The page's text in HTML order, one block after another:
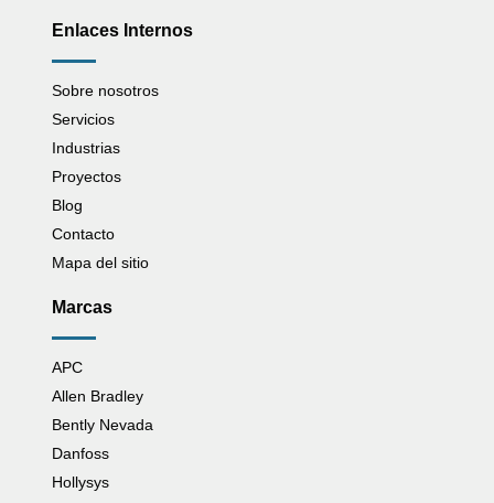
Enlaces Internos
Sobre nosotros
Servicios
Industrias
Proyectos
Blog
Contacto
Mapa del sitio
Marcas
APC
Allen Bradley
Bently Nevada
Danfoss
Hollysys